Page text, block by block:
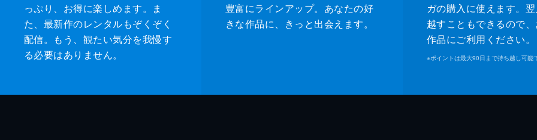
っぷり、お得に楽しめます。ま
た、最新作のレンタルもぞくぞく
配信。もう、観たい気分を我慢す
る必要はありません。
豊富にラインアップ。あなたの好
きな作品に、きっと出会えます。
ガの購入に使えます。
越すこともできるので
作品にご利用ください。
※ポイントは最大90日まで持ち越し可能